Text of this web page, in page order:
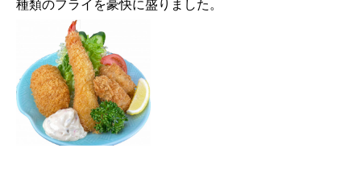
種類のフライを豪快に盛りました。